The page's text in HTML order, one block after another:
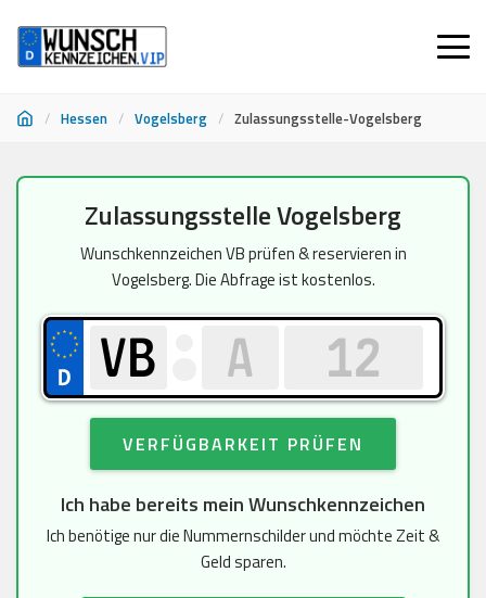
/ Hessen / Vogelsberg / Zulassungsstelle-Vogelsberg
Zulassungsstelle Vogelsberg
Wunschkennzeichen VB prüfen & reservieren in
Vogelsberg. Die Abfrage ist kostenlos.
VERFÜGBARKEIT PRÜFEN
Ich habe bereits mein Wunschkennzeichen
Ich benötige nur die Nummernschilder und möchte Zeit &
Geld sparen.